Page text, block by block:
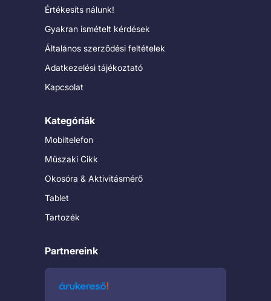
Értékesíts nálunk!
Gyakran ismételt kérdések
Általános szerződési feltételek
Adatkezelési tájékoztató
Kapcsolat
Kategóriák
Mobiltelefon
Műszaki Cikk
Okosóra & Aktivitásmérő
Tablet
Tartozék
Partnereink